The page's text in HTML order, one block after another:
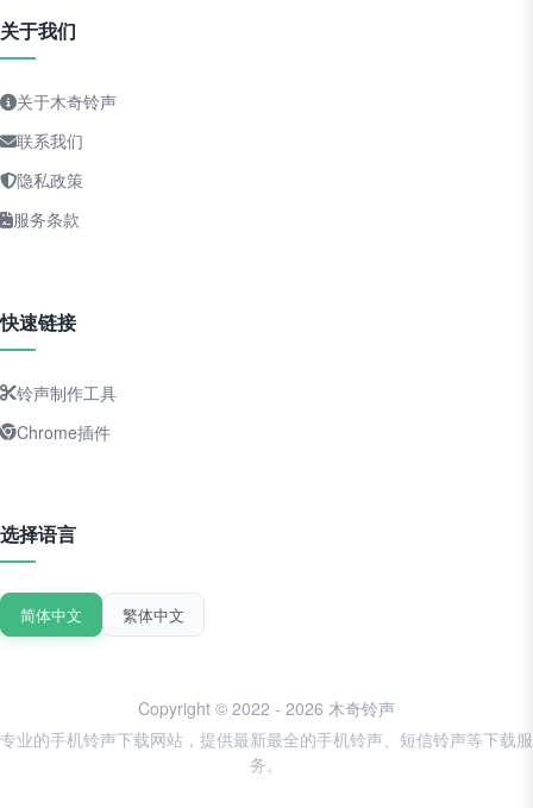
关于我们
关于木奇铃声
联系我们
隐私政策
服务条款
快速链接
铃声制作工具
Chrome插件
选择语言
简体中文 繁体中文
Copyright © 2022 - 2026 木奇铃声
专业的手机铃声下载网站，提供最新最全的手机铃声、短信铃声等下载服
务。